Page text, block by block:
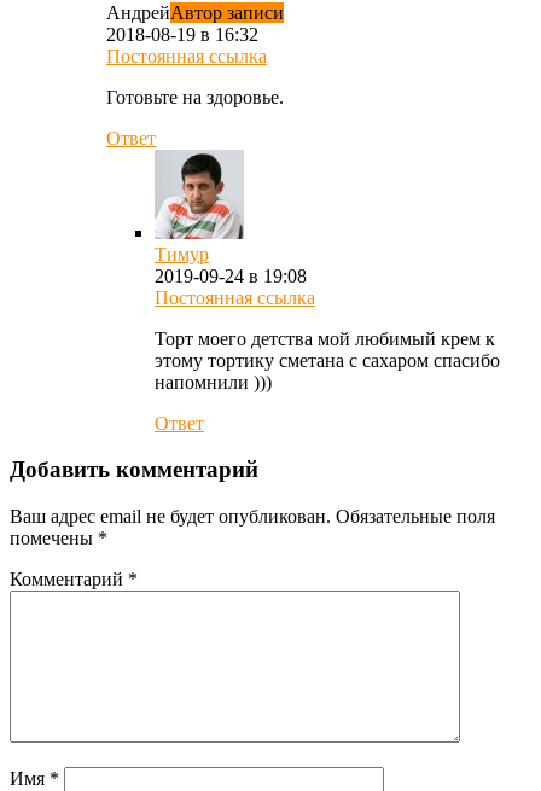
АндрейАвтор записи
2018-08-19 в 16:32
Постоянная ссылка
Готовьте на здоровье.
Ответ
Tимур
2019-09-24 в 19:08
Постоянная ссылка
Торт моего детства мой любимый крем к
этому тортику сметана с сахаром спасибо
напомнили )))
Ответ
Добавить комментарий
Ваш адрес email не будет опубликован. Обязательные поля
помечены *
Комментарий *
Имя *